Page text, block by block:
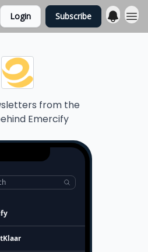
Login Subscribe
from the
Emercify